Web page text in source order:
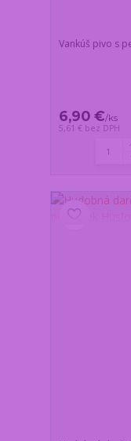
Vankúš pivo s
6,90 €/ks
5,61 € bez DPH